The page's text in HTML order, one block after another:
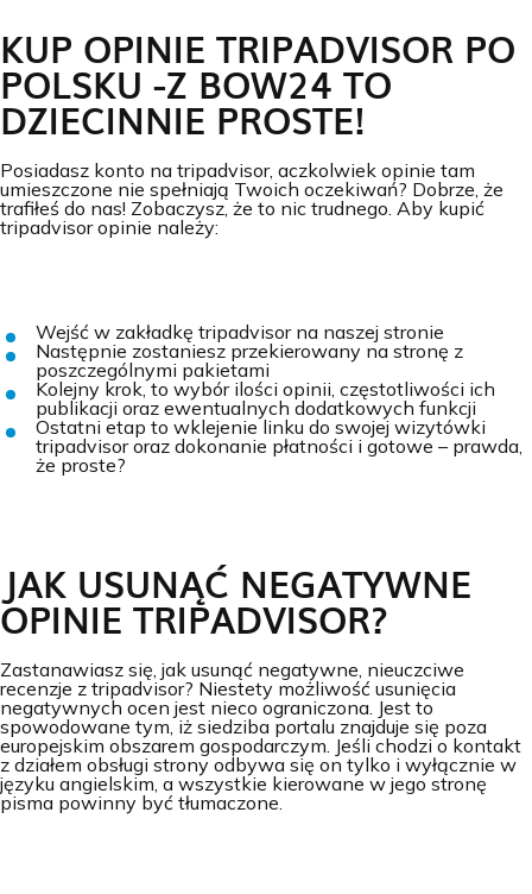
KUP OPINIE TRIPADVISOR PO
POLSKU -Z BOW24 TO
DZIECINNIE PROSTE!
Posiadasz konto na tripadvisor, aczkolwiek opinie tam
umieszczone nie spełniają Twoich oczekiwań? Dobrze, że
trafiłeś do nas! Zobaczysz, że to nic trudnego. Aby kupić
tripadvisor opinie należy:
Wejść w zakładkę tripadvisor na naszej stronie
Następnie zostaniesz przekierowany na stronę z
poszczególnymi pakietami
Kolejny krok, to wybór ilości opinii, częstotliwości ich
publikacji oraz ewentualnych dodatkowych funkcji
Ostatni etap to wklejenie linku do swojej wizytówki
tripadvisor oraz dokonanie płatności i gotowe – prawda,
że proste?
JAK USUNĄĆ NEGATYWNE
OPINIE TRIPADVISOR?
Zastanawiasz się, jak usunąć negatywne, nieuczciwe
recenzje z tripadvisor? Niestety możliwość usunięcia
negatywnych ocen jest nieco ograniczona. Jest to
spowodowane tym, iż siedziba portalu znajduje się poza
europejskim obszarem gospodarczym. Jeśli chodzi o kontakt
z działem obsługi strony odbywa się on tylko i wyłącznie w
języku angielskim, a wszystkie kierowane w jego stronę
pisma powinny być tłumaczone.